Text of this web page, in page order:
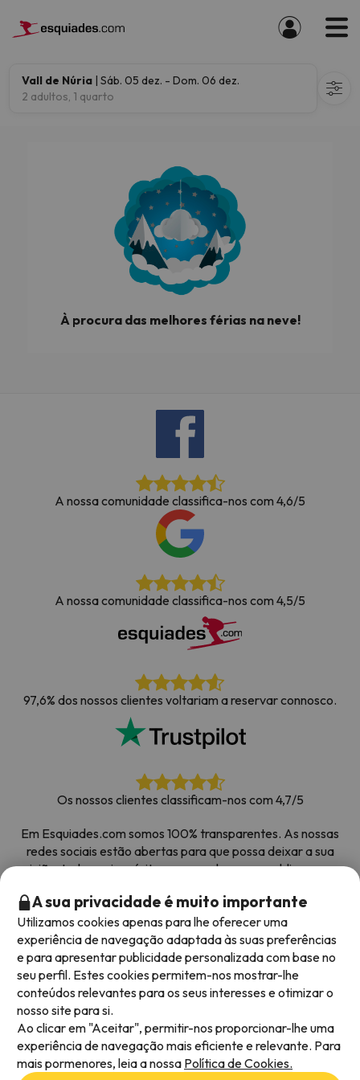
Vall de Núria | Sáb. 05 dez. - Dom. 06 dez.
2 adultos, 1 quarto
À procura das melhores férias na neve!
A nossa comunidade classifica-nos com 4,6/5
A nossa comunidade classifica-nos com 4,5/5
97,6% dos nossos clientes voltariam a reservar connosco.
Os nossos clientes classificam-nos com 4,7/5
Em Esquiades.com somos 100% transparentes. As nossas
redes sociais estão abertas para que possa deixar a sua
opinião, todos os inquéritos que recebemos e publicamos na
Obrigado pela confiança|Mais de 700 000 pessoas
reservaram as suas férias na neve com Esquiades.com
Métodos de pagamento disponíveis
A sua privacidade é muito importante
Utilizamos cookies apenas para lhe oferecer uma
experiência de navegação adaptada às suas preferências
e para apresentar publicidade personalizada com base no
seu perfil. Estes cookies permitem-nos mostrar-lhe
conteúdos relevantes para os seus interesses e otimizar o
nosso site para si.
Ao clicar em "Aceitar", permitir-nos proporcionar-lhe uma
experiência de navegação mais eficiente e relevante. Para
mais pormenores, leia a nossa Política de Cookies.